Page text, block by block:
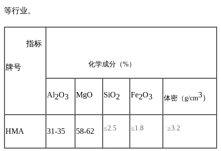
等行业。
指标
牌号 化学成分（%）
Al2O3 MgO SiO2 Fe2O3 体密（g/cm3）
HMA 31-35 58-62 ≤2.5 ≤1.8 ≥3.2